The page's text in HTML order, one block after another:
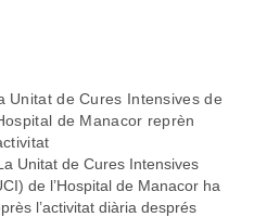
Unitat de Cures Intensives de
de Manacor reprèn
Unitat de Cures Intensives
de l’Hospital de Manacor ha
l’activitat diària després